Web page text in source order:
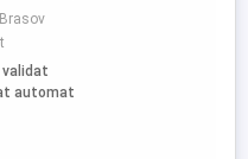
pentru evenimente in
foto incep de la pretul
(1050 euro cu album premium
pe baza de contract, se
fiscala (forma juridica SRL).
automat